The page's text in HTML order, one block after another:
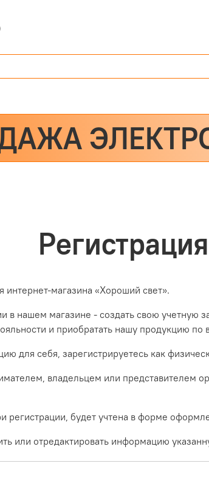
Регистрация
интернет-магазина «Хороший свет».
в нашем магазине - создать свою учетную
и приобратать нашу продукцию
для себя, зарегистрируетесь как
владельцем или представителем
будет учтена в форме
или отредактировать информацию